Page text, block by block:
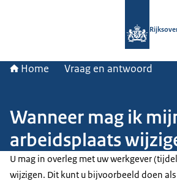
Home Vraag en antwoord
Wanneer mag ik
arbeidsplaats
U mag in overleg met uw werkgever
wijzigen. Dit kunt u bijvoorbeeld doen